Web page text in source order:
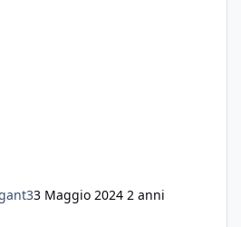
3 Maggio 2024 2 anni